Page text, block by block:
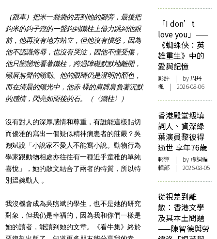
（跟車）把米一袋袋的丟到他的腳旁，最後把
鈎米的鈎子鏗的一聲鈎到鐵柱上借力跳到他跟
前，他再沒有地方站立，但他沒有憤怒，因為
他不認識侮辱，也沒有哭泣，因他不懂受傷，
他只戀戀地看著鐵柱，跨過障礙默默地離開，
嘴唇無聲的嗡動。他的眼睛仍是澄明的顏色，
而在清晨的陽光中，他赤 裸的肩膊肩負著沉默
的感情，閃亮如雨後的石。（〈鐵柱〉）
沒有對人的深厚感情和尊重，有誰能這樣貼切
而優雅的寫出一個疑似精神病患者的莊嚴？吳
煦斌說「小說家不愛人不能寫小說。動物行為
學家跟動物相處亦往往有一種近乎童稚的單純
喜悅」，她的散文結合了兩者的特質，所以特
別溫婉動人 。
我沒機會成為吳煦斌的學生，也不是她的研究
對象，但我仍是幸福的，因為我和你們一樣是
她的讀者，能讀到她的文章。《看牛集》終於
「I don’t
love you」——
《蜘蛛俠：英
雄重生》中的
愛與記憶
影評 | by周丹
楓 | 2026-08-06
香港殿堂級填
詞人、資深綠
葉演員黎彼得
逝世 享年76歲
報導 | by 虛詞編
輯部 | 2026-08-05
從視差到離
散：香港文學
及其本土問題
——陳智德與勞